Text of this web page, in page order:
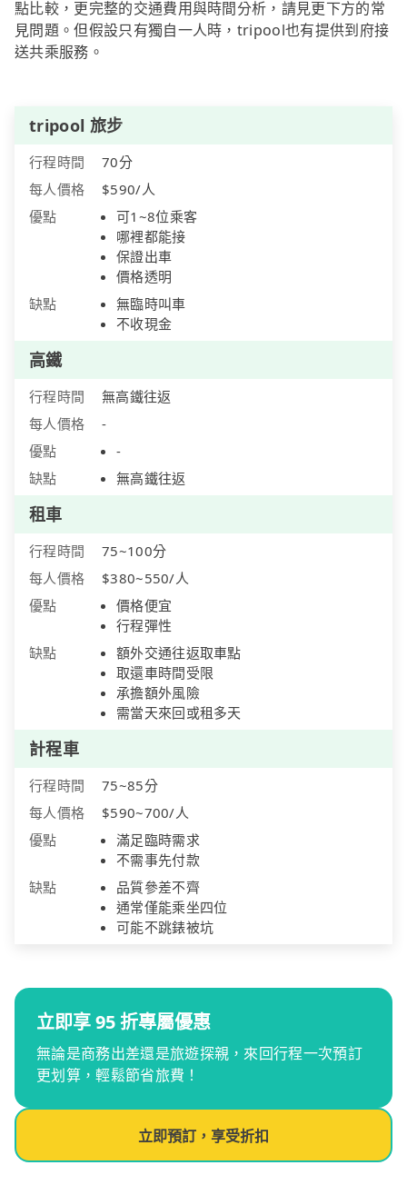
點比較，更完整的交通費用與時間分析，請見更下方的常
見問題。但假設只有獨自一人時，tripool也有提供到府接
送共乘服務。
tripool 旅步
行程時間
70分
每人價格
$590/人
優點
可1~8位乘客
哪裡都能接
保證出車
價格透明
缺點
無臨時叫車
不收現金
高鐵
行程時間
無高鐵往返
每人價格
-
優點
-
缺點
無高鐵往返
租車
行程時間
75~100分
每人價格
$380~550/人
優點
價格便宜
行程彈性
缺點
額外交通往返取車點
取還車時間受限
承擔額外風險
需當天來回或租多天
計程車
行程時間
75~85分
每人價格
$590~700/人
優點
滿足臨時需求
不需事先付款
缺點
品質參差不齊
通常僅能乘坐四位
可能不跳錶被坑
立即享 95 折專屬優惠
無論是商務出差還是旅遊探親，來回行程一次預訂
更划算，輕鬆節省旅費！
立即預訂，享受折扣